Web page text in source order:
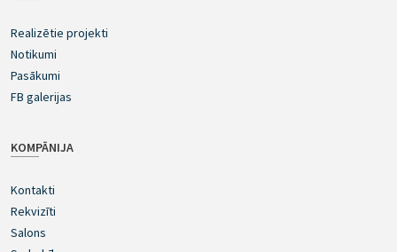
Realizētie projekti
Notikumi
Pasākumi
FB galerijas
KOMPĀNIJA
Kontakti
Rekvizīti
Salons